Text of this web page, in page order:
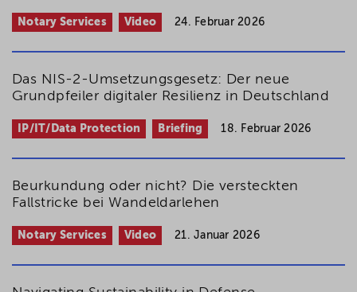
Notary Services Video 24. Februar 2026
Das NIS-2-Umsetzungsgesetz: Der neue
Grundpfeiler digitaler Resilienz in Deutschland
IP/IT/Data Protection Briefing 18. Februar 2026
Beurkundung oder nicht? Die versteckten
Fallstricke bei Wandeldarlehen
Notary Services Video 21. Januar 2026